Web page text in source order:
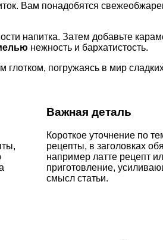
Вам понадобятся
напитка. Затем добавьте
нежность и бархатистость.
погружаясь в мир
Важная деталь
Короткое уточнение по
рецепты, в заголовках
например латте рецепт
приготовление,
смысл статьи.